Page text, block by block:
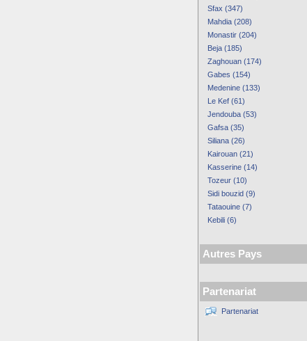
Sfax (347)
Mahdia (208)
Monastir (204)
Beja (185)
Zaghouan (174)
Gabes (154)
Medenine (133)
Le Kef (61)
Jendouba (53)
Gafsa (35)
Siliana (26)
Kairouan (21)
Kasserine (14)
Tozeur (10)
Sidi bouzid (9)
Tataouine (7)
Kebili (6)
Autres Pays
Partenariat
Partenariat